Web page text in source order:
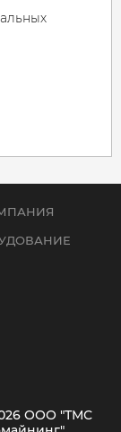
ООО "ТМС